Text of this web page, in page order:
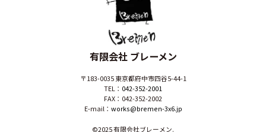
有限会社 ブレーメン
〒183-0035 東京都府中市四谷5-44-1
TEL： 042-352-2001
FAX：042-352-2002
E-mail： works@bremen-3x6.jp
©2025 有限会社ブレーメン.